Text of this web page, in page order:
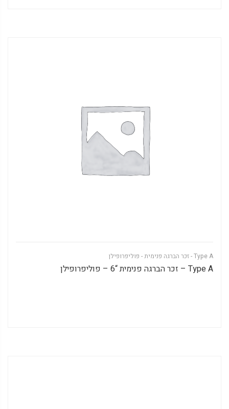
Type A - זכר הברגה פנימית - פוליפרופילן
Type A – זכר הברגה פנימית “6 – פוליפרופילן